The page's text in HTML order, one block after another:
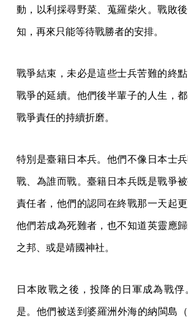
動，以利採尋野菜、蒐羅柴火。戰敗
知，再來只能等待戰勝者的安排。
戰爭結束，未必是這些士兵苦難的終
戰爭的延續。他們後半輩子的人生，
戰爭責任的持續折磨。
特別是臺籍日本兵。他們不像日本士
戰、為誰而戰。臺籍日本兵既是戰爭
責任者，他們的認同在終戰那一天起更
他們若成為死難者，也不知道英靈應
之邦、或是靖國神社。
日本敗戰之後，投降的日軍成為戰
是。他們被送到婆羅洲外海的納閩島（